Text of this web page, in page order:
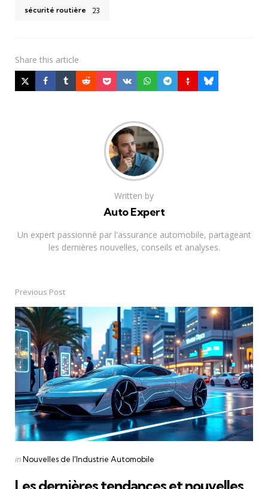
sécurité routière 23
Share this article
Written by
Auto Expert
Un expert passionné par l'assurance automobile, partageant
les dernières nouvelles, conseils et analyses.
Post
navigation
Previous Post
Posted
inNouvelles de l'Industrie Automobile